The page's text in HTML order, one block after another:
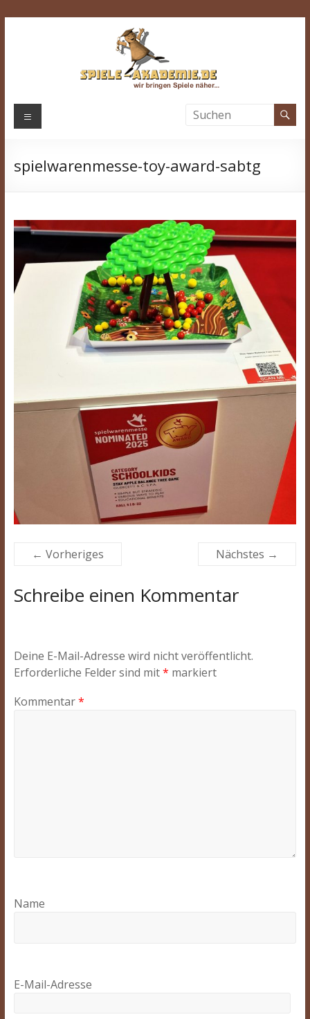
Spiele-
Wir
Menü
spielwarenmesse-toy-award-sabtg
← Vorheriges Nächstes →
Schreibe einen Kommentar
Deine E-Mail-Adresse wird nicht veröffentlicht.
Erforderliche Felder sind mit* markiert
Kommentar*
Name
E-Mail-Adresse